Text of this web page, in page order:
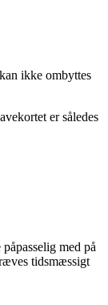
ikke ombyttes
er således
med på
tidsmæssigt